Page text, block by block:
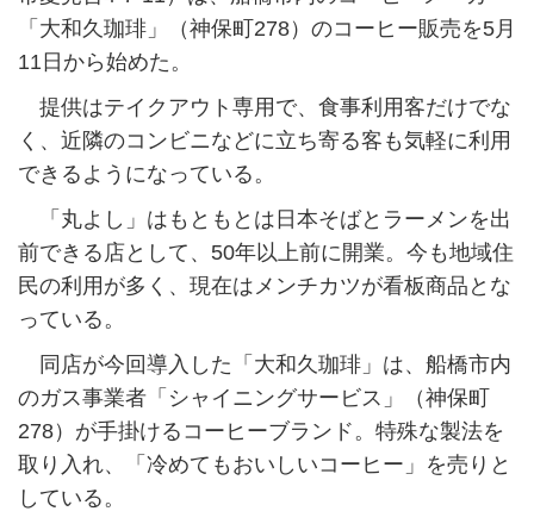
「大和久珈琲」（神保町278）のコーヒー販売を5月
11日から始めた。
提供はテイクアウト専用で、食事利用客だけでな
く、近隣のコンビニなどに立ち寄る客も気軽に利用
できるようになっている。
「丸よし」はもともとは日本そばとラーメンを出
前できる店として、50年以上前に開業。今も地域住
民の利用が多く、現在はメンチカツが看板商品とな
っている。
同店が今回導入した「大和久珈琲」は、船橋市内
のガス事業者「シャイニングサービス」（神保町
278）が手掛けるコーヒーブランド。特殊な製法を
取り入れ、「冷めてもおいしいコーヒー」を売りと
している。